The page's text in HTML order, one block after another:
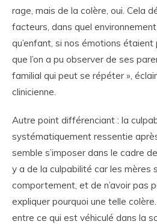
rage, mais de la colère, oui. Cela
facteurs, dans quel
qu’enfant, si nos émotions
que l’on a pu observer de ses
familial qui peut se répéter »,
clinicienne.
Autre point différenciant : la
systématiquement ressentie
semble s’imposer dans le cadre
y a de la culpabilité car les mères
comportement, et de n’avoir pas
expliquer pourquoi une telle
entre ce qui est véhiculé dans la